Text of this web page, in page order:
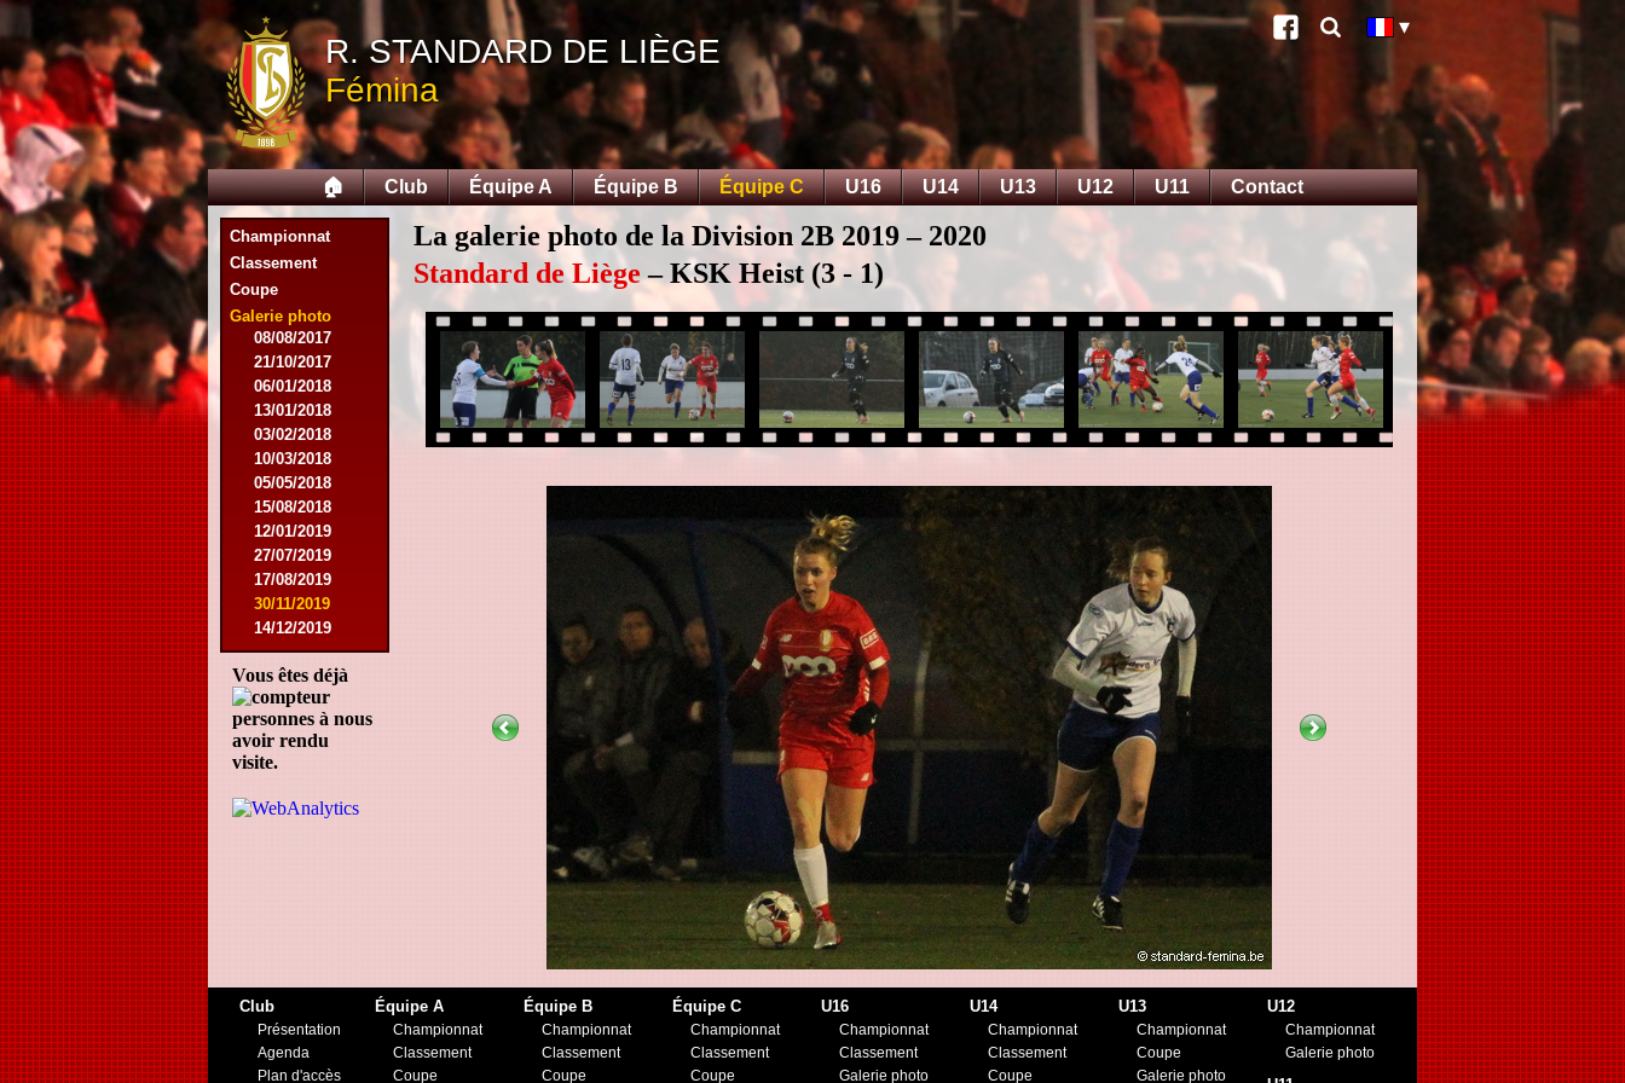
R. STANDARD DE LIÈGE
Fémina
🏠 Club Équipe A Équipe B Équipe C U16 U14 U13 U12 U11 Contact
Championnat
Classement
Coupe
Galerie photo
07/11/2015
21/11/2015
12/12/2015
27/02/2016
12/03/2016
07/08/2016
27/08/2016
03/09/2016
17/09/2016
10/01/2017
18/02/2017
25/02/2017
29/04/2017
08/08/2017
21/10/2017
06/01/2018
13/01/2018
03/02/2018
10/03/2018
05/05/2018
15/08/2018
12/01/2019
27/07/2019
17/08/2019
30/11/2019
14/12/2019
Vous êtes déjà
personnes à nous
avoir rendu
visite.
La galerie photo de la Division 2B 2019 – 2020
Standard de Liège– KSK Heist (3 - 1)
Club
Présentation
Agenda
Plan d'accès
Équipe A
Championnat
Classement
Coupe
Équipe B
Championnat
Classement
Coupe
Équipe C
Championnat
Classement
Coupe
U16
Championnat
Classement
Galerie photo
U14
Championnat
Classement
Coupe
U13
Championnat
Coupe
Galerie photo
U12
Championnat
Galerie photo